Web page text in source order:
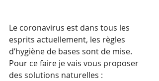
Le coronavirus est dans tous les
esprits actuellement, les règles
d’hygiène de bases sont de mise.
Pour ce faire je vais vous proposer
des solutions naturelles :